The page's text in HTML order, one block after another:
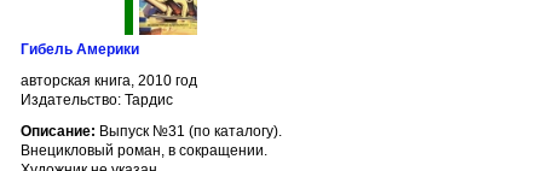
Гибель Америки
авторская книга, 2010 год
Издательство: Тардис
Описание: Выпуск №31 (по каталогу).
Внецикловый роман, в сокращении.